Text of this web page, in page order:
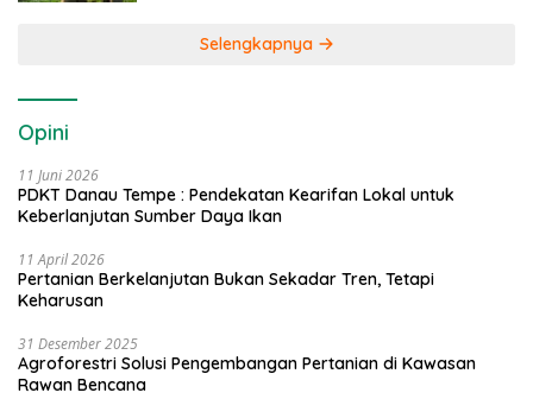
Selengkapnya
Opini
11 Juni 2026
PDKT Danau Tempe : Pendekatan Kearifan Lokal untuk
Keberlanjutan Sumber Daya Ikan
11 April 2026
Pertanian Berkelanjutan Bukan Sekadar Tren, Tetapi
Keharusan
31 Desember 2025
Agroforestri Solusi Pengembangan Pertanian di Kawasan
Rawan Bencana